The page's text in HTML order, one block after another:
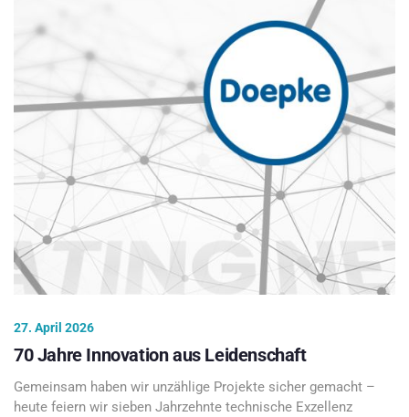
27. April 2026
70 Jahre Innovation aus Leidenschaft
Gemeinsam haben wir unzählige Projekte sicher gemacht –
heute feiern wir sieben Jahrzehnte technische Exzellenz